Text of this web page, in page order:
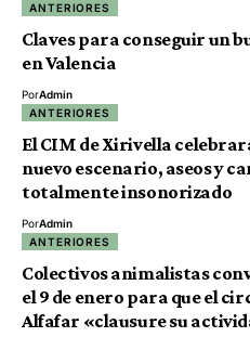
ANTERIORES
Claves para conseguir un
en Valencia
PorAdmin
ANTERIORES
El CIM de Xirivella
nuevo escenario, aseos y
totalmente insonorizado
PorAdmin
ANTERIORES
Colectivos animalistas
el 9 de enero para que el
Alfafar «clausure su